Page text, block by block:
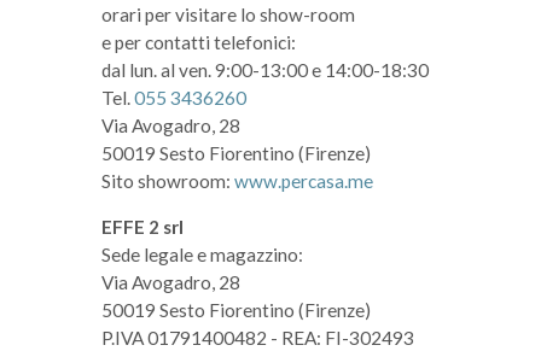
orari per visitare lo show-room
e per contatti telefonici:
dal lun. al ven. 9:00-13:00 e 14:00-18:30
Tel.055 3436260
Via Avogadro, 28
50019 Sesto Fiorentino (Firenze)
Sito showroom: www.percasa.me
EFFE 2 srl
Sede legale e magazzino:
Via Avogadro, 28
50019 Sesto Fiorentino (Firenze)
P.IVA 01791400482 - REA: FI-302493